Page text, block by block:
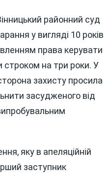
районний суд
у вигляді 10 років
права керувати
на три роки. У
захисту просила
засудженого від
яку в апеляційній
заступник